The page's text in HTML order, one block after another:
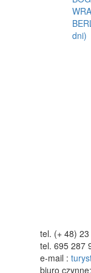
tel. (+ 48)
tel. 695 287
e-mail :
biuro